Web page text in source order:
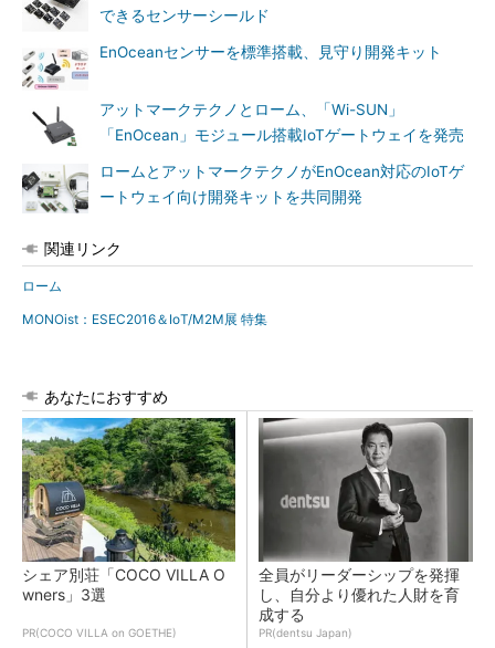
できるセンサーシールド
EnOceanセンサーを標準搭載、見守り開発キット
アットマークテクノとローム、「Wi-SUN」
「EnOcean」モジュール搭載IoTゲートウェイを発売
ロームとアットマークテクノがEnOcean対応のIoTゲ
ートウェイ向け開発キットを共同開発
関連リンク
ローム
MONOist：ESEC2016＆IoT/M2M展 特集
あなたにおすすめ
シェア別荘「COCO VILLA O
wners」3選
PR(COCO VILLA on GOETHE)
全員がリーダーシップを発揮
し、自分より優れた人財を育
成する
PR(dentsu Japan)